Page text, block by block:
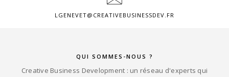
LGENEVET@CREATIVEBUSINESSDEV.FR
QUI SOMMES-NOUS ?
Creative Business Development : un réseau d'experts qui